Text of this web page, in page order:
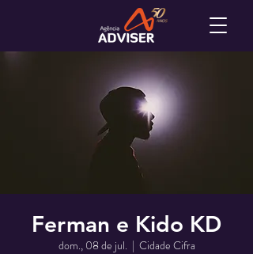
Ferman e Kido KD
dom., 08 de jul.
  |
Cidade Cifra